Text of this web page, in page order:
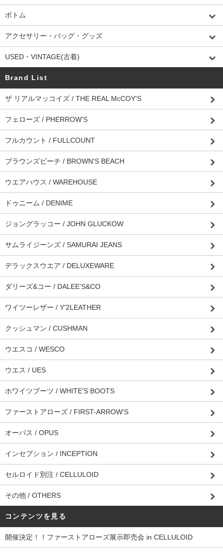
ボトム
アクセサリー・バッグ・グッズ
USED・VINTAGE(古着)
Brand List
ザ リアルマッコイズ / THE REAL McCOY'S
フェローズ / PHERROW'S
フルカウント / FULLCOUNT
ブラウンズビーチ / BROWN'S BEACH
ウエアハウス / WAREHOUSE
ドゥニーム / DENIME
ジョングラッコー / JOHN GLUCKOW
サムライジーンズ / SAMURAI JEANS
デラックスウエア / DELUXEWARE
ダリーズ&コー / DALEE'S&CO
ワイツーレザー / Y'2LEATHER
クッシュマン / CUSHMAN
ウエスコ / WESCO
ウエス / UES
ホワイツブーツ / WHITE'S BOOTS
ファーストアローズ / FIRST-ARROW'S
オーパス / OPUS
インセプション / INCEPTION
セルロイド別注 / CELLULOID
その他 / OTHERS
コンテンツを見る
開催決定！！ファーストアローズ展示即売会 in CELLULOID